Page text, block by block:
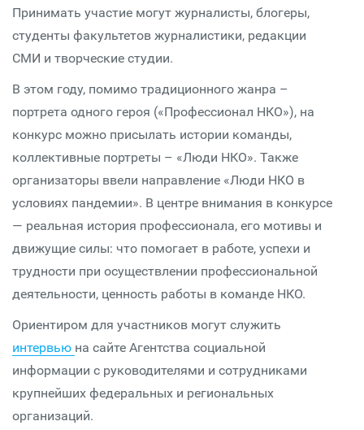
Принимать участие могут журналисты, блогеры,
студенты факультетов журналистики, редакции
СМИ и творческие студии.
В этом году, помимо традиционного жанра –
портрета одного героя («Профессионал НКО»), на
конкурс можно присылать истории команды,
коллективные портреты – «Люди НКО». Также
организаторы ввели направление «Люди НКО в
условиях пандемии». В центре внимания в конкурсе
— реальная история профессионала, его мотивы и
движущие силы: что помогает в работе, успехи и
трудности при осуществлении профессиональной
деятельности, ценность работы в команде НКО.
Ориентиром для участников могут служить
интервью на сайте Агентства социальной
информации с руководителями и сотрудниками
крупнейших федеральных и региональных
организаций.